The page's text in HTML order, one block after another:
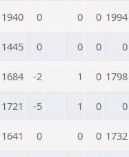
1940 0 0 0 1994
1445 0 0 0 0
1684 -2 1 0 1798
1721 -5 1 0 0
1641 0 0 0 1732